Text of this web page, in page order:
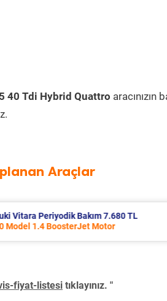
40 Tdi Hybrid Quattro aracınızın
Araçlar
Toyota Corolla Periyodik Bakım 10.994 TL
2022 Model 1.8 Hybrid Motor
fiyat-listesi tıklayınız. "